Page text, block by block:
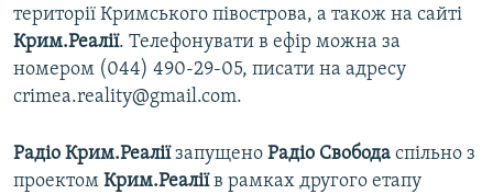
території Кримського півострова, а також на сайті
Крим.Реалії. Телефонувати в ефір можна за
номером (044) 490-29-05, писати на адресу
crimea.reality@gmail.com.
Радіо Крим.Реаліїзапущено Радіо Свобода спільно з
проектом Крим.Реаліїв рамках другого етапу